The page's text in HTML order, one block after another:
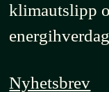
klimautslipp
Nyhetsbrev